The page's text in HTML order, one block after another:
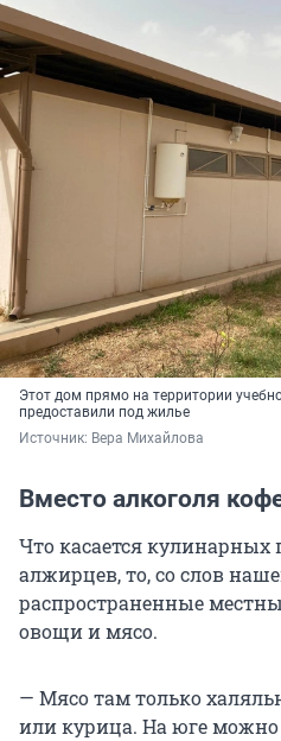
Этот дом прямо на территории
предоставили под жилье
Источник: Вера Михайлова
Вместо алкоголя
Что касается кулинарных
алжирцев, то, со слов
распространенные
овощи и мясо.
— Мясо там только
или курица. На юге можно